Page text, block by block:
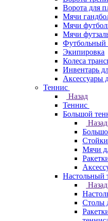
Ворота для
Мячи
Мячи
Мячи
Футбольный
Экипировка
Колеса
Инвентарь
Аксессуары
Теннис
Назад
Теннис
Большой
Назад
Мячи
Настольный
Назад
Столы